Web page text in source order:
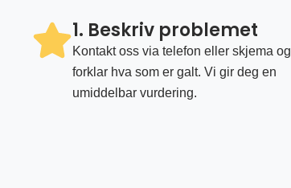
1. Beskriv problemet
Kontakt oss via telefon eller skjema og
forklar hva som er galt. Vi gir deg en
umiddelbar vurdering.